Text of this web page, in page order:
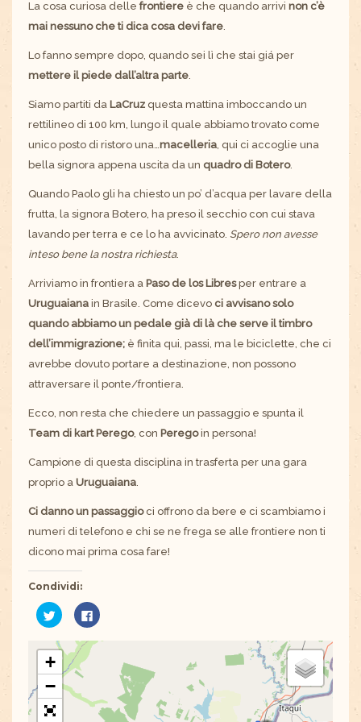
La cosa curiosa delle frontiere è che quando arrivi non c’è
mai nessuno che ti dica cosa devi fare
Lo fanno sempre dopo, quando sei lì che stai giá per
mettere il piede dall’altra parte
Siamo partiti da LaCruz questa mattina imboccando un
rettilineo di 100 km, lungo il quale abbiamo trovato come
unico posto di ristoro una… macelleria , qui ci accoglie una
bella signora appena uscita da un quadro di Botero.
Quando Paolo gli ha chiesto un po’ d’acqua per lavare della
frutta, la signora Botero, ha preso il secchio con cui stava
lavando per terra e ce lo ha avvicinato. Spero non avesse
inteso bene la nostra richiesta.
Arriviamo in frontiera a Paso de los Libresper entrare a
Uruguaiana in Brasile. Come dicevo ci avvisano solo
quando abbiamo un pedale già di là che serve il timbro
dell’immigrazione; è finita qui, passi, ma le biciclette, che ci
avrebbe dovuto portare a destinazione, non possono
attraversare il ponte/frontiera.
Ecco, non resta che chiedere un passaggio e spunta il
Team di kart Perego, con Peregoin persona!
Campione di questa disciplina in trasferta per una gara
proprio a Uruguaiana
Ci danno un passaggioci offrono da bere e ci scambiamo i
numeri di telefono e chi se ne frega se alle frontiere non ti
dicono mai prima cosa fare!
Condividi:
Fai
clic
per
condividere
su
Twitter
(Si
apre
in
Fai
clic
condividere
Facebook
una
nuova
finestra)
+
−